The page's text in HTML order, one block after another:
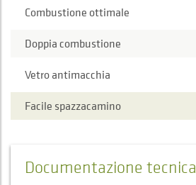
Combustione ottimale
Doppia combustione
Vetro antimacchia
Facile spazzacamino
Documentazione tecnica